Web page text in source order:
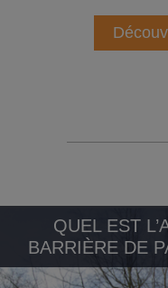
QUEL EST
BARRIÈRE DE